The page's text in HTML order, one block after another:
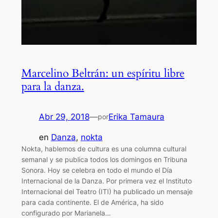
Marcelino Beltrán: un espíritu libre
para la danza.
Abr 29, 2018—porErika Tamaura
en Danza, nokta
Nokta, hablemos de cultura es una columna cultural
semanal y se publica todos los domingos en Tribuna
Sonora. Hoy se celebra en todo el mundo el Día
Internacional de la Danza. Por primera vez el Instituto
Internacional del Teatro (ITI) ha publicado un mensaje
para cada continente. El de América, ha sido
configurado por Marianela…